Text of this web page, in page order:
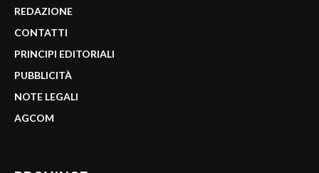
REDAZIONE
CONTATTI
PRINCIPI EDITORIALI
PUBBLICITÀ
NOTE LEGALI
AGCOM